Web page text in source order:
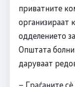
приватните
организираат
одделението
Општата
даруваат
– Граѓаните